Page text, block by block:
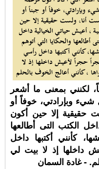
بمعنى ما أشعر
وبإرادتي، خوفاً أو
حقيقية إلا حين أكون
الكتب التى أطالعها
كأنني أكتبها داخل
داخلها إذ لا بيت لي
- غادة السمان